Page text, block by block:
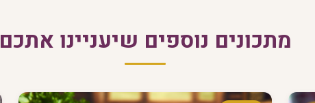
מתכונים נוספים שיעניינו אתכם